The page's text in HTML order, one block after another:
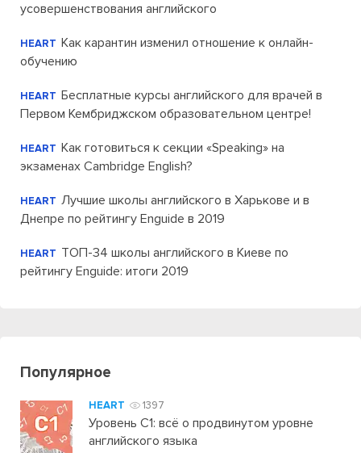
усовершенствования английского
HEART Как карантин изменил отношение к онлайн-
обучению
HEART Бесплатные курсы английского для врачей в
Первом Кембриджском образовательном центре!
HEART Как готовиться к секции «Speaking» на
экзаменах Cambridge English?
HEART Лучшие школы английского в Харькове и в
Днепре по рейтингу Enguide в 2019
HEART ТОП-34 школы английского в Киеве по
рейтингу Enguide: итоги 2019
Популярное
HEART 1397
Уровень C1: всё о продвинутом уровне
английского языка